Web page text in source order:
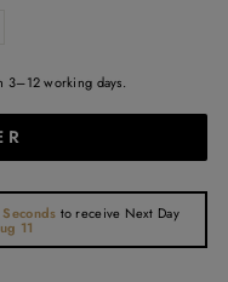
working days.
to receive Next Day
11